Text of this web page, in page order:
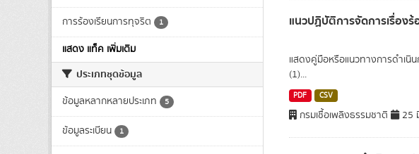
การร้องเรียนการทุจริต 1
แสดง แท็ค เพิ่มเติม
ประเภทชุดข้อมูล
ข้อมูลหลากหลายประเภท 5
ข้อมูลระเบียน 1
แนวปฏิบัติการจัดการเรื่อง
แสดงคู่มือหรือแนวทางการดำเนิ
(1)...
PDF CSV
กรมเชื้อเพลิงธรรมชาติ 25